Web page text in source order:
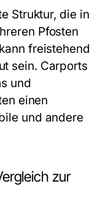
Struktur, die in
Pfosten
freistehend
sein. Carports
und
einen
und andere
zur